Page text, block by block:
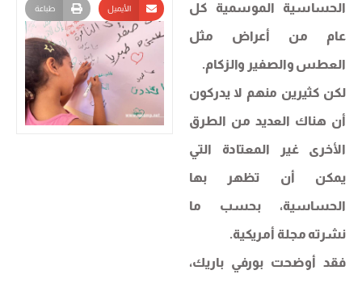
الحساسية الموسمية كل
عام من أعراض مثل
العطس والصفير والزكام.
لكن كثيرين منهم لا يدركون
أن هناك العديد من الطرق
الأخرى غير المعتادة التي
يمكن أن تظهر بها
الحساسية، بحسب ما
نشرته مجلة أمريكية.
فقد أوضحت بورفي باريك،
الأيميل طباعة